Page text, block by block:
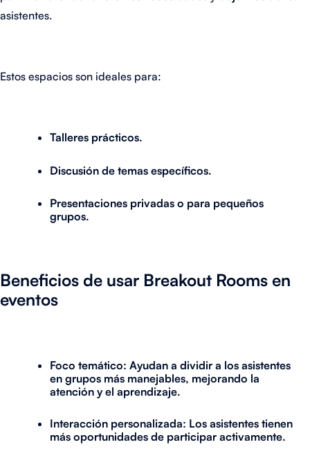
asistentes.
Estos espacios son ideales para:
Talleres prácticos.
Discusión de temas específicos.
Presentaciones privadas o para pequeños
grupos.
Beneficios de usar Breakout Rooms en
eventos
Foco temático: Ayudan a dividir a los asistentes
en grupos más manejables, mejorando la
atención y el aprendizaje.
Interacción personalizada: Los asistentes tienen
más oportunidades de participar activamente.